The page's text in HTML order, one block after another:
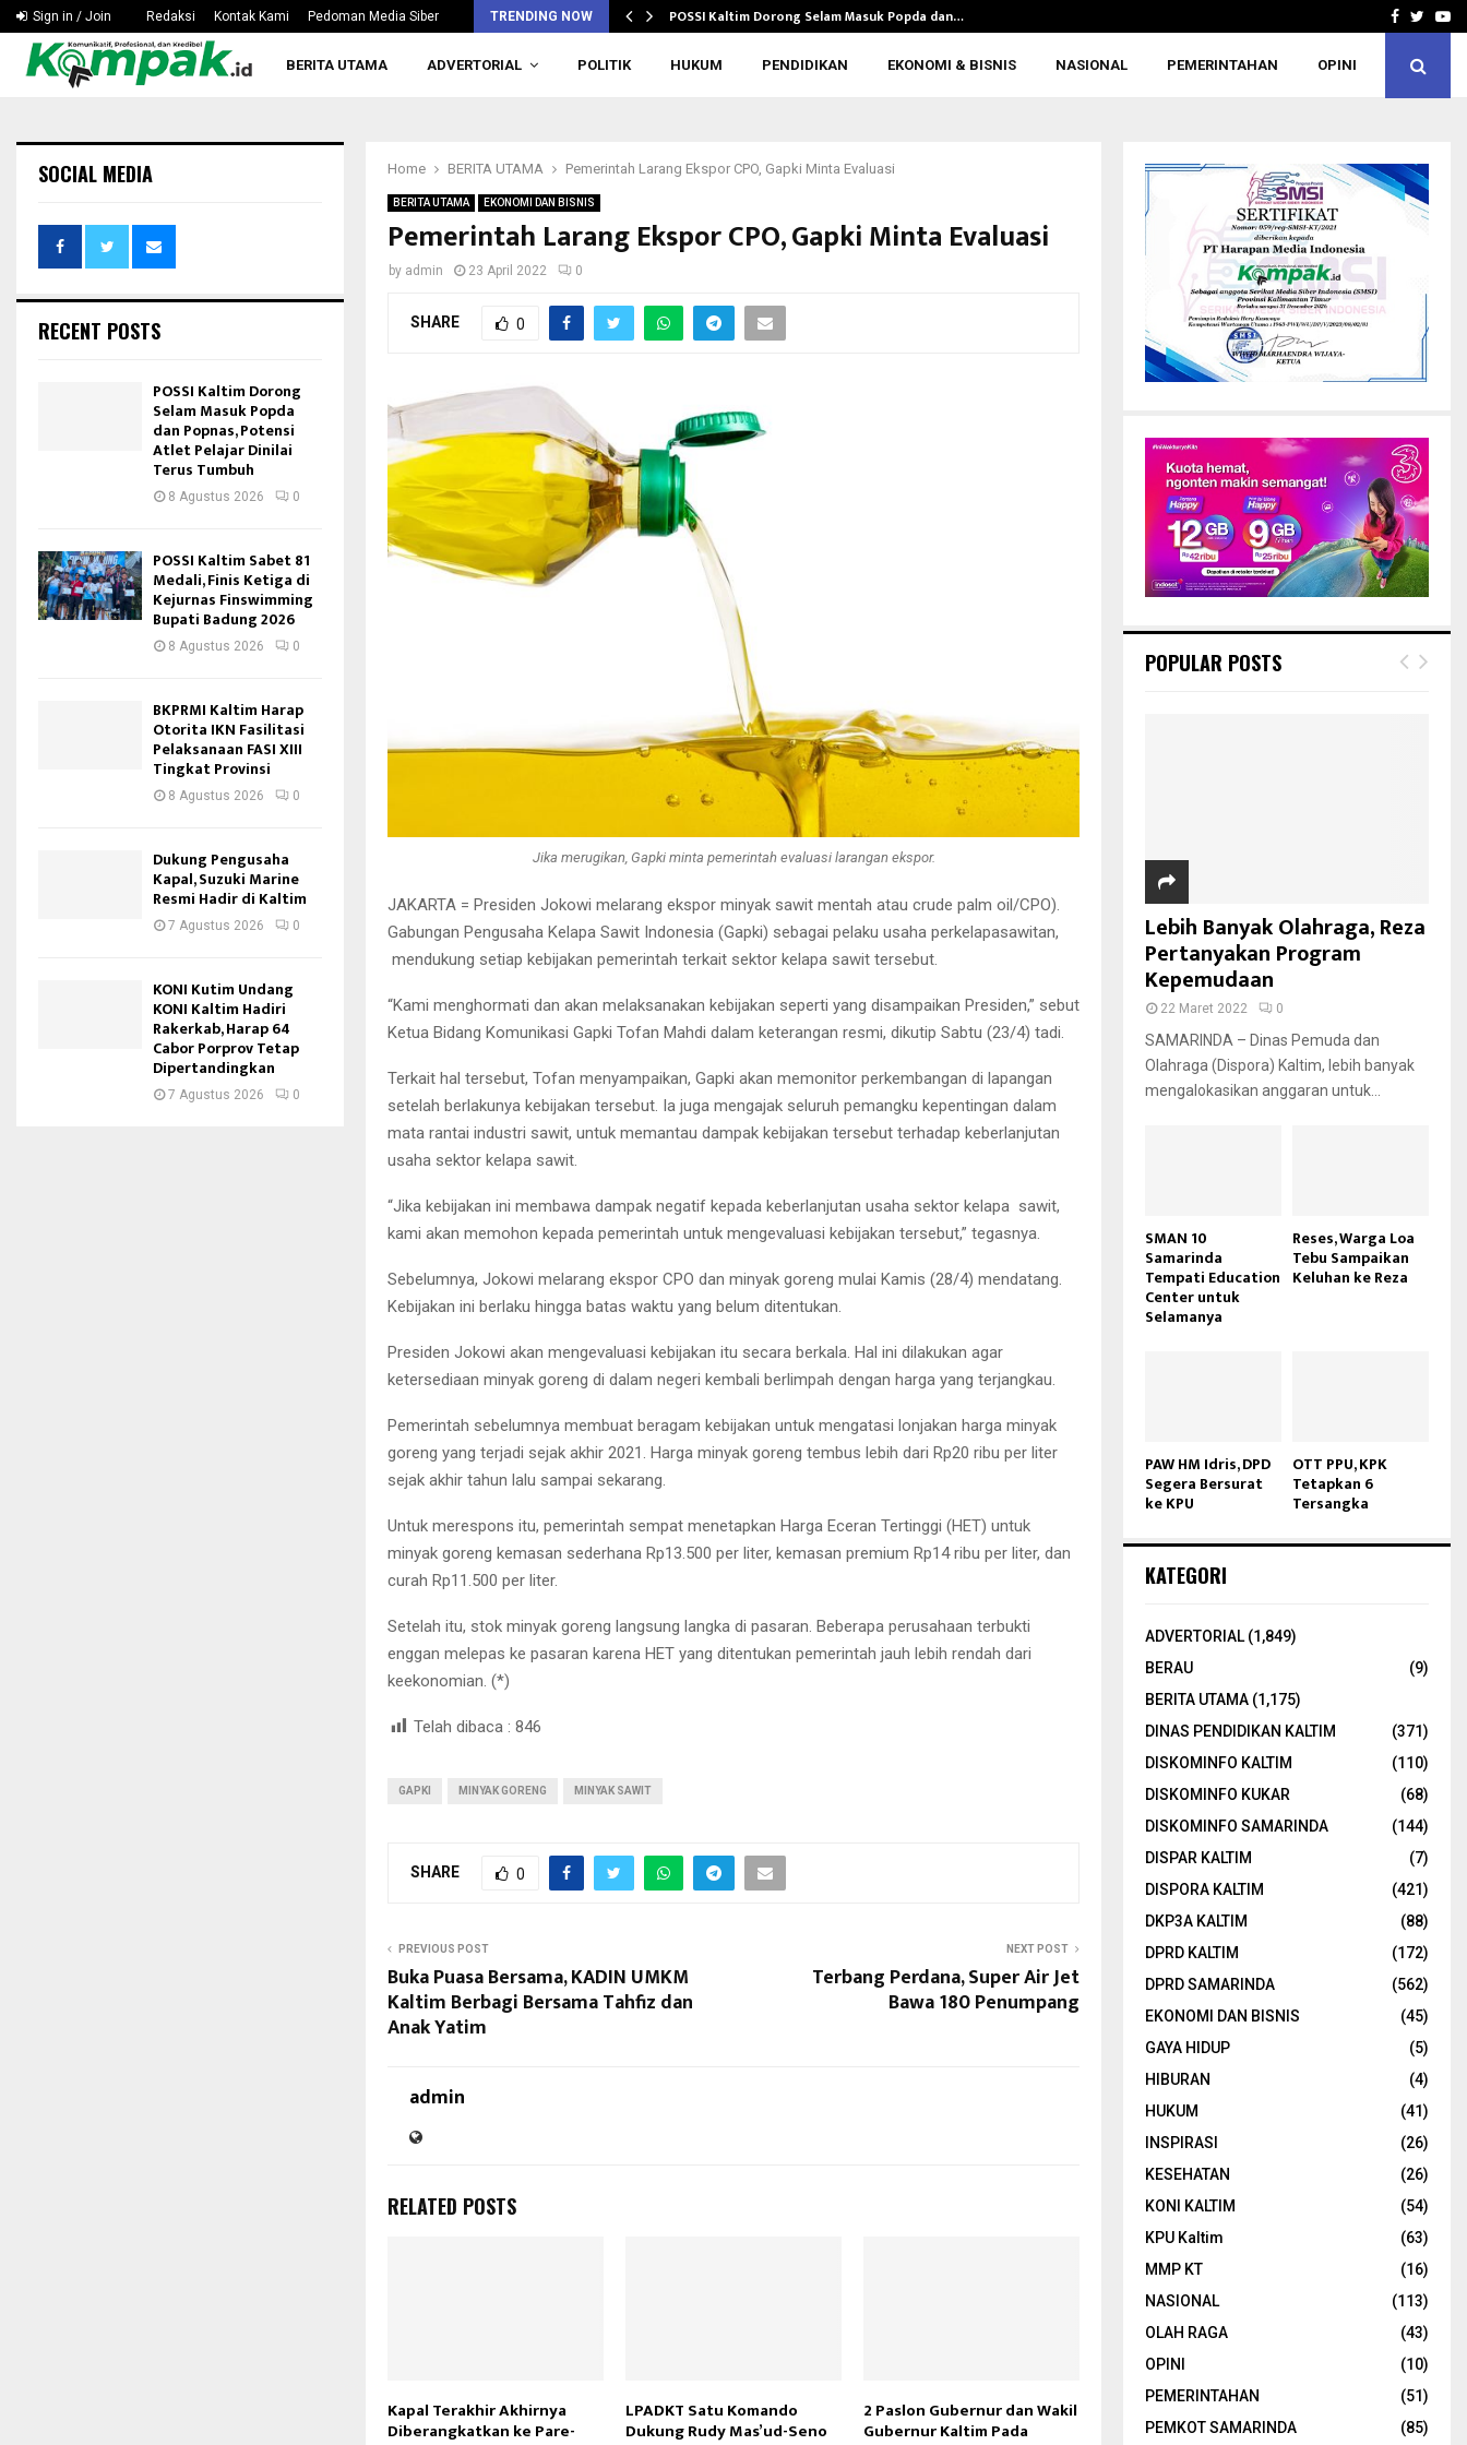
Sign in / Join Redaksi Kontak Kami Pedoman Media Siber TRENDING NOW
Silaturahmi ke Rusdiansyah Aras, KONI Kaltim Bahas… POSSI Kaltim Dorong Selam Masuk Popda dan… POSSI Kaltim Sabet 81 Medali, Finis
Facebook
BERITA UTAMA ADVERTORIAL POLITIK HUKUM PENDIDIKAN EKONOMI & BISNIS NASIONAL PEMERINTAHAN OPINI
Home BERITA UTAMA Pemerintah Larang Ekspor CPO, Gapki Minta Evaluasi
BERITA UTAMA EKONOMI DAN BISNIS
Pemerintah Larang Ekspor CPO, Gapki Minta Evaluasi
by admin 23 April 2022 0
SHARE 0
Jika merugikan, Gapki minta pemerintah evaluasi larangan ekspor.
JAKARTA = Presiden Jokowi melarang ekspor minyak sawit mentah atau crude palm oil/CPO).
Gabungan Pengusaha Kelapa Sawit Indonesia (Gapki) sebagai pelaku usaha perkelapasawitan,
mendukung setiap kebijakan pemerintah terkait sektor kelapa sawit tersebut.
“Kami menghormati dan akan melaksanakan kebijakan seperti yang disampaikan Presiden,” sebut
Ketua Bidang Komunikasi Gapki Tofan Mahdi dalam keterangan resmi, dikutip Sabtu (23/4) tadi.
Terkait hal tersebut, Tofan menyampaikan, Gapki akan memonitor perkembangan di lapangan
setelah berlakunya kebijakan tersebut. Ia juga mengajak seluruh pemangku kepentingan dalam
mata rantai industri sawit, untuk memantau dampak kebijakan tersebut terhadap keberlanjutan
usaha sektor kelapa sawit.
“Jika kebijakan ini membawa dampak negatif kepada keberlanjutan usaha sektor kelapa sawit,
kami akan memohon kepada pemerintah untuk mengevaluasi kebijakan tersebut,” tegasnya.
Sebelumnya, Jokowi melarang ekspor CPO dan minyak goreng mulai Kamis (28/4) mendatang.
Kebijakan ini berlaku hingga batas waktu yang belum ditentukan.
Presiden Jokowi akan mengevaluasi kebijakan itu secara berkala. Hal ini dilakukan agar
ketersediaan minyak goreng di dalam negeri kembali berlimpah dengan harga yang terjangkau.
Pemerintah sebelumnya membuat beragam kebijakan untuk mengatasi lonjakan harga minyak
goreng yang terjadi sejak akhir 2021. Harga minyak goreng tembus lebih dari Rp20 ribu per liter
sejak akhir tahun lalu sampai sekarang.
Untuk merespons itu, pemerintah sempat menetapkan Harga Eceran Tertinggi (HET) untuk
minyak goreng kemasan sederhana Rp13.500 per liter, kemasan premium Rp14 ribu per liter, dan
curah Rp11.500 per liter.
Setelah itu, stok minyak goreng langsung langka di pasaran. Beberapa perusahaan terbukti
enggan melepas ke pasaran karena HET yang ditentukan pemerintah jauh lebih rendah dari
keekonomian. (*)
Telah dibaca : 846
GAPKI MINYAK GORENG MINYAK SAWIT
SHARE 0
PREVIOUS POST
Buka Puasa Bersama, KADIN UMKM
Kaltim Berbagi Bersama Tahfiz dan
Anak Yatim
NEXT POST
Terbang Perdana, Super Air Jet
Bawa 180 Penumpang
admin
RELATED POSTS
Kapal Terakhir Akhirnya
Diberangkatkan ke Pare-
LPADKT Satu Komando
Dukung Rudy Mas’ud-Seno
2 Paslon Gubernur dan Wakil
Gubernur Kaltim Pada
SOCIAL MEDIA
RECENT POSTS
POSSI Kaltim Dorong
Selam Masuk Popda
dan Popnas, Potensi
Atlet Pelajar Dinilai
Terus Tumbuh
8 Agustus 2026 0
POSSI Kaltim Sabet 81
Medali, Finis Ketiga di
Kejurnas Finswimming
Bupati Badung 2026
8 Agustus 2026 0
BKPRMI Kaltim Harap
Otorita IKN Fasilitasi
Pelaksanaan FASI XIII
Tingkat Provinsi
8 Agustus 2026 0
Dukung Pengusaha
Kapal, Suzuki Marine
Resmi Hadir di Kaltim
7 Agustus 2026 0
KONI Kutim Undang
KONI Kaltim Hadiri
Rakerkab, Harap 64
Cabor Porprov Tetap
Dipertandingkan
7 Agustus 2026 0
POPULAR POSTS
Lebih Banyak Olahraga, Reza
Pertanyakan Program
Kepemudaan
22 Maret 2022 0
SAMARINDA – Dinas Pemuda dan
Olahraga (Dispora) Kaltim, lebih banyak
mengalokasikan anggaran untuk...
SMAN 10
Samarinda
Tempati Education
Center untuk
Selamanya
Reses, Warga Loa
Tebu Sampaikan
Keluhan ke Reza
PAW HM Idris, DPD
Segera Bersurat
ke KPU
OTT PPU, KPK
Tetapkan 6
Tersangka
KATEGORI
ADVERTORIAL(1,849)
BERAU
(9)
BERITA UTAMA (1,175)
DINAS PENDIDIKAN KALTIM
(371)
DISKOMINFO KALTIM
(110)
DISKOMINFO KUKAR
(68)
DISKOMINFO SAMARINDA
(144)
DISPAR KALTIM
(7)
DISPORA KALTIM
(421)
DKP3A KALTIM
(88)
DPRD KALTIM
(172)
DPRD SAMARINDA
(562)
EKONOMI DAN BISNIS
(45)
GAYA HIDUP
(5)
HIBURAN
(4)
HUKUM
(41)
INSPIRASI
(26)
KESEHATAN
(26)
KONI KALTIM
(54)
KPU Kaltim
(63)
MMP KT
(16)
NASIONAL
(113)
OLAH RAGA
(43)
OPINI
(10)
PEMERINTAHAN
(51)
PEMKOT SAMARINDA
(85)